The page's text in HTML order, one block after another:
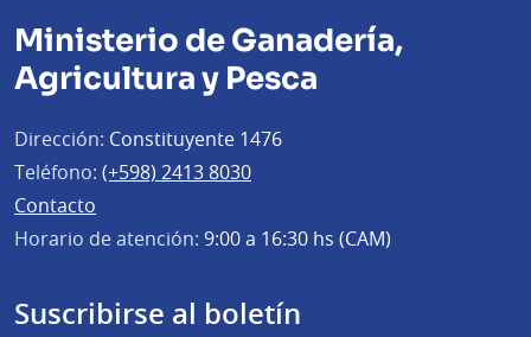
Ministerio de Ganadería,
Agricultura y Pesca
Dirección: Constituyente 1476
Teléfono: (+598) 2413 8030
Contacto
Horario de atención: 9:00 a 16:30 hs (CAM)
Suscribirse al boletín